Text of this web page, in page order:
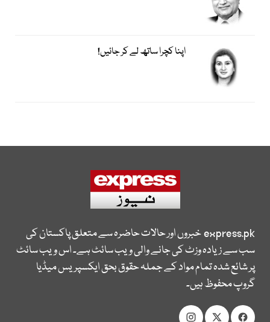
اپنا کچرا ساتھ لے کر جائیں!
express.pkخبروں اور حالات حاضرہ سے متعلق پاکستان کی
سب سے زیادہ وزٹ کی جانے والی ویب سائٹ ہے۔ اس ویب سائٹ
پر شائع شدہ تمام مواد کے جملہ حقوق بحق ایکسپریس میڈیا
گروپ محفوظ ہیں۔